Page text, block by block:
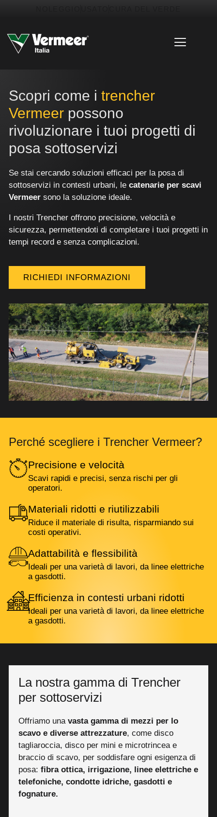
Scopri come i trencher
Vermeerpossono
rivoluzionare i tuoi progetti di
posa sottoservizi
Se stai cercando soluzioni efficaci per la posa di
sottoservizi in contesti urbani, le catenarie per scavi
Vermeersono la soluzione ideale.
I nostri Trencher offrono precisione, velocità e
sicurezza, permettendoti di completare i tuoi progetti in
tempi record e senza complicazioni.
RICHIEDI INFORMAZIONI
Perché scegliere i Trencher Vermeer?
Precisione e velocità
Scavi rapidi e precisi, senza rischi per gli
operatori.
Materiali ridotti e riutilizzabili
Riduce il materiale di risulta, risparmiando sui
costi operativi.
Adattabilità e flessibilità
Ideali per una varietà di lavori, da linee elettriche
a gasdotti.
Efficienza in contesti urbani ridotti
Ideali per una varietà di lavori, da linee elettriche
a gasdotti.
La nostra gamma di Trencher
per sottoservizi
Offriamo una vasta gamma di mezzi per lo
scavo e diverse attrezzature, come disco
tagliaroccia, disco per mini e microtrincea e
braccio di scavo, per soddisfare ogni esigenza di
posa: fibra ottica, irrigazione, linee elettriche e
telefoniche, condotte idriche, gasdotti e
fognature.